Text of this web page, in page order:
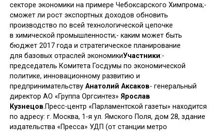
секторе экономики на примере Чебоксарского Химпрома;-
сможет ли рост экспортных доходов обновить
производство по всей технологической цепочке
в химической промышленности;- каким может быть
бюджет 2017 года и стратегическое планирование
для базовых отраслей экономикиУчастники:-
председатель Комитета Госдумы по экономической
политике, инновационному развитию и
предпринимательству Анатолий Аксаков- генеральный
директор АО «Группа Оргсинтез» Ярослав
Кузнецов.Пресс-центр «Парламентской газеты» находится
по адресу: г. Москва, 1-я ул. Ямского Поля, дом 28, здание
издательства «Пресса» УДП (от станции метро